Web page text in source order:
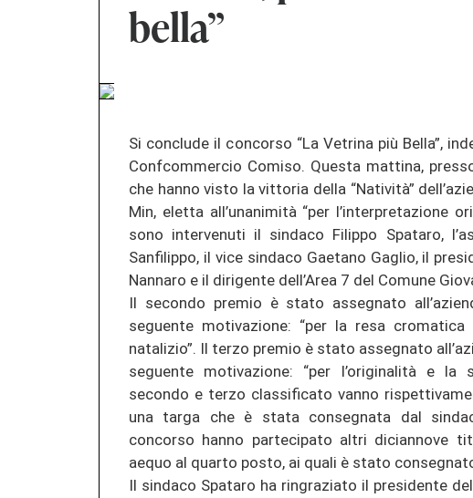
bella”
Si conclude il concorso “La Vetrina più Bella”,
Confcommercio Comiso. Questa mattina,
che hanno visto la vittoria della “Natività”
Min, eletta all’unanimità “per l’interpretazione
sono intervenuti il sindaco Filippo Spataro,
Sanfilippo, il vice sindaco Gaetano Gaglio, il
Nannaro e il dirigente dell’Area 7 del Comune
Il secondo premio è stato assegnato
seguente motivazione: “per la resa
natalizio”. Il terzo premio è stato assegnato
seguente motivazione: “per l’originalità e la
secondo e terzo classificato vanno
una targa che è stata consegnata dal
concorso hanno partecipato altri diciannove
aequo al quarto posto, ai quali è stato
Il sindaco Spataro ha ringraziato il presidente